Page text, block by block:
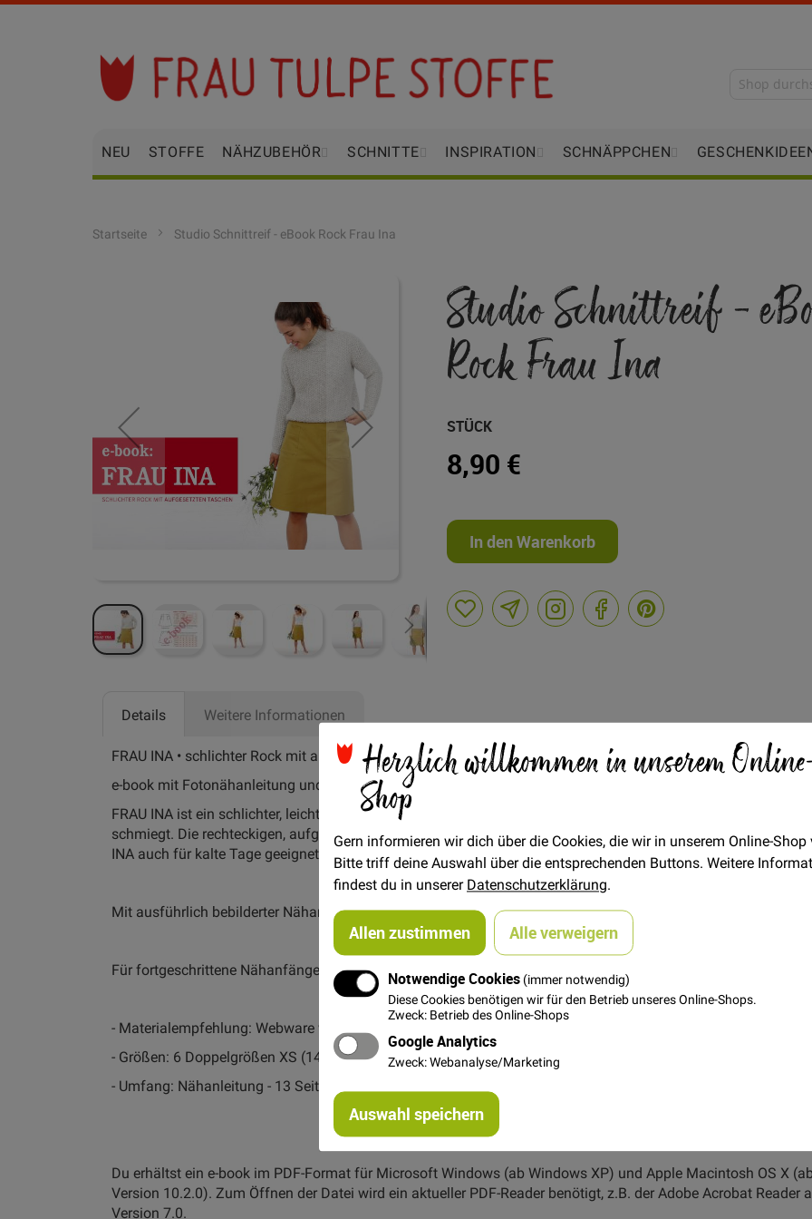
Herzlich willkommen in unserem
Shop
Gern informieren wir dich über die Cookies, die wir in unserem Online-Shop
Bitte triff deine Auswahl über die entsprechenden Buttons. Weitere
findest du in unsererDatenschutzerklärung.
Allen zustimmen Alle verweigern
Notwendige Cookies (immer notwendig)
Diese Cookies benötigen wir für den Betrieb unseres Online-Shops.
Zweck: Betrieb des Online-Shops
Google Analytics
Zweck: Webanalyse/Marketing
Auswahl speichern
Inhalt
springen
NEU STOFFE NÄHZUBEHÖR SCHNITTE INSPIRATION SCHNÄPPCHEN
Startseite Studio Schnittreif - eBook Rock Frau Ina
springen
Studio Schnittreif -
Rock Frau Ina
8,90 €
STÜCK
In den Warenkorb
Details
FRAU INA • schlichter Rock mit aufgesetzten Taschen
e-book mit Fotonähanleitung und Schnittmuster zum Selberdrucken
FRAU INA ist ein schlichter, leicht ausgestellter Rock, der sich mit vier Taillenabnähern wunderbar an den
schmiegt. Die rechteckigen, aufgesetzten Taschen unterstreichen den reduzierten Look. Dank des Futters ist
INA auch für kalte Tage geeignet.
Mit ausführlich bebilderter Nähanleitung. Schritt für Schritt vom Schnittmuster bis zum fertigen Stück.
Für fortgeschrittene Nähanfänger geeignet!
- Materialempfehlung: Webware wie Jeans, Cord, Leinen, Wolle oder Baumwolle
- Größen: 6 Doppelgrößen XS (146/152) bis XXL (50/52)
- Umfang: Nähanleitung - 13 Seiten, Schnittmuster - 20 Seiten (die zusammengeklebt werden müssen)
Du erhältst ein e-book im PDF-Format für Microsoft Windows (ab Windows XP) und Apple Macintosh OS X
Version 10.2.0). Zum Öffnen der Datei wird ein aktueller PDF-Reader benötigt, z.B. der Adobe Acrobat Reader
Version 7.0.
Weitere Informationen